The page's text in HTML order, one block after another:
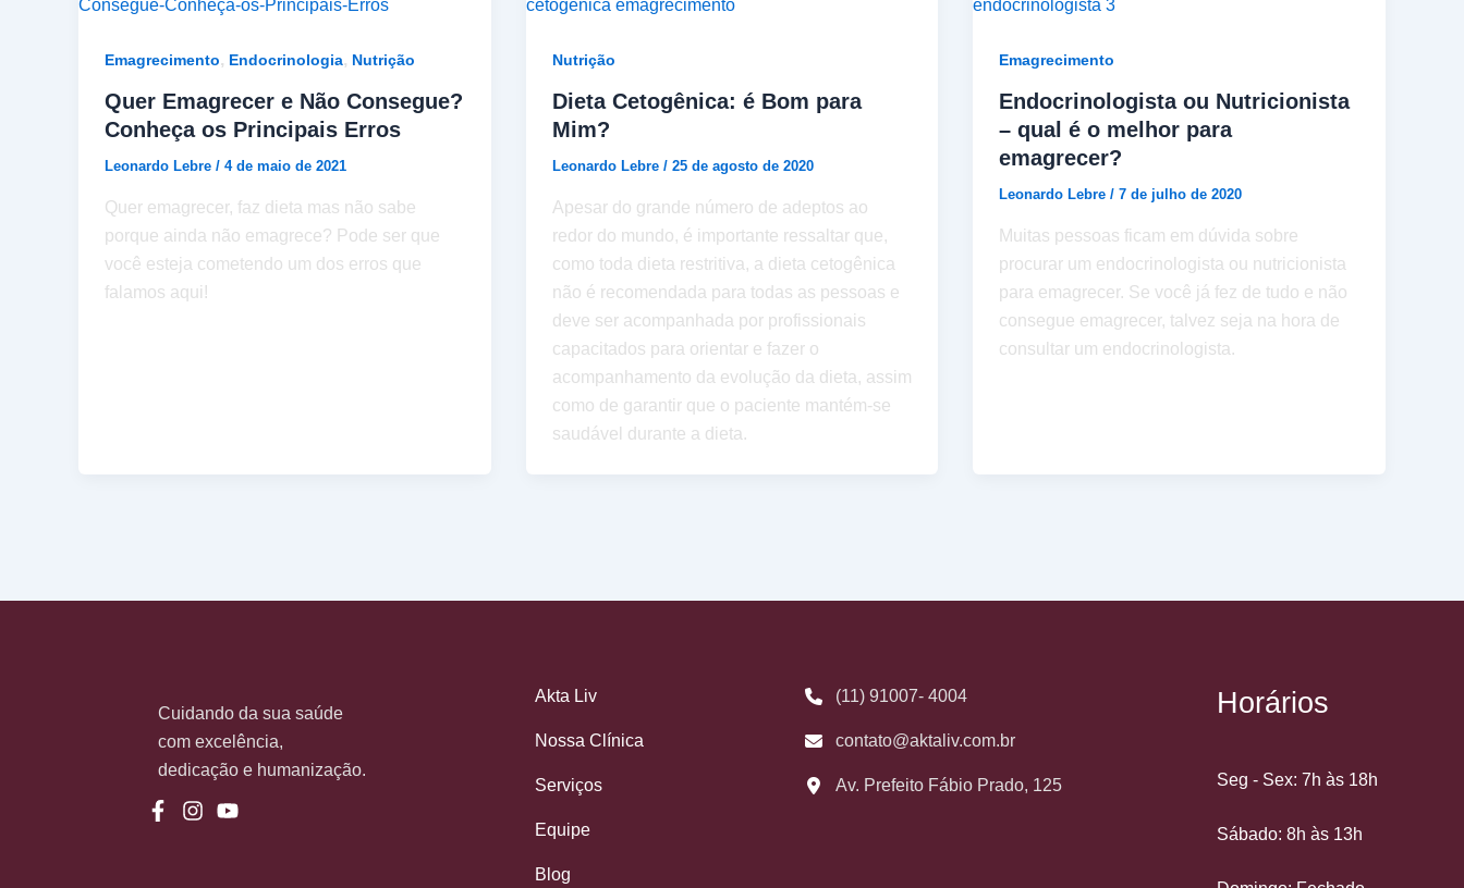
Emagrecimento, Endocrinologia, Nutrição
Quer Emagrecer e Não Consegue?
Conheça os Principais Erros
Leonardo Lebre / 4 de maio de 2021
Quer emagrecer, faz dieta mas não sabe
porque ainda não emagrece? Pode ser que
você esteja cometendo um dos erros que
falamos aqui!
Nutrição
Dieta Cetogênica: é Bom para
Mim?
Leonardo Lebre / 25 de agosto de 2020
Apesar do grande número de adeptos ao
redor do mundo, é importante ressaltar que,
como toda dieta restritiva, a dieta cetogênica
não é recomendada para todas as pessoas e
deve ser acompanhada por profissionais
capacitados para orientar e fazer o
acompanhamento da evolução da dieta, assim
como de garantir que o paciente mantém-se
saudável durante a dieta.
Emagrecimento
Endocrinologista ou Nutricionista
– qual é o melhor para
emagrecer?
Leonardo Lebre/7 de julho de 2020
Muitas pessoas ficam em dúvida sobre
procurar um endocrinologista ou nutricionista
para emagrecer. Se você já fez de tudo e não
consegue emagrecer, talvez seja na hora de
consultar um endocrinologista.
Cuidando da sua saúde
com excelência,
dedicação e humanização.
Akta Liv
Nossa Clínica
Serviços
Equipe
Blog
(11) 91007- 4004
contato@aktaliv.com.br
Av. Prefeito Fábio Prado, 125
Horários
Seg - Sex: 7h às 18h
Sábado: 8h às 13h